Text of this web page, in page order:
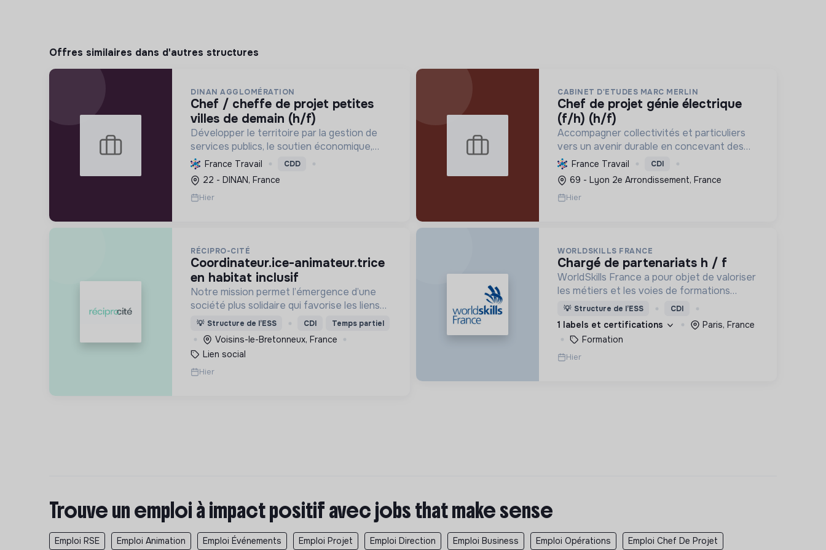
Offres similaires dans d'autres structures
DINAN AGGLOMÉRATION
chef / cheffe de projet petites
villes de demain (h/f)
Développer le territoire par la gestion de
services publics, le soutien économique,
social et écologique, et la revitalisation des
villes pour une meilleure qualité de vie et un
avenir durable.
France Travail CDD
22 - DINAN, France
Hier
CABINET D'ETUDES MARC MERLIN
chef de projet génie électrique
(f/h) (h/f)
Accompagner collectivités et particuliers
vers un avenir durable en concevant des
infrastructures et solutions innovantes
pour l'eau, l'énergie, les déchets et
l'aménagement, propulsant la transition ...
France Travail CDI
69 - Lyon 2e Arrondissement, France
Hier
RÉCIPRO-CITÉ
coordinateur.ice-animateur.trice
en habitat inclusif
Notre mission permet l’émergence d’une
société plus solidaire qui favorise les liens
intergénérationnels pour accompagner le
vieillissement de la population et agir contre
le délitement du lien social
💡 Structure de l’ESS CDI Temps partiel
Voisins-le-Bretonneux, France
Lien social
Hier
WORLDSKILLS FRANCE
chargé de partenariats h / f
WorldSkills France a pour objet de valoriser
les métiers et les voies de formations
professionnelles d'environs 65 métiers (en
majorité manuels), à travers des
compétitions Worldskills.
💡 Structure de l’ESS CDI
1 labels et certifications
Paris, France
Formation
Hier
Trouve un emploi à impact positif avec jobs that make sense
Emploi RSE Emploi Animation Emploi Événements Emploi Projet Emploi Direction Emploi Business Emploi Opérations Emploi Chef De Projet